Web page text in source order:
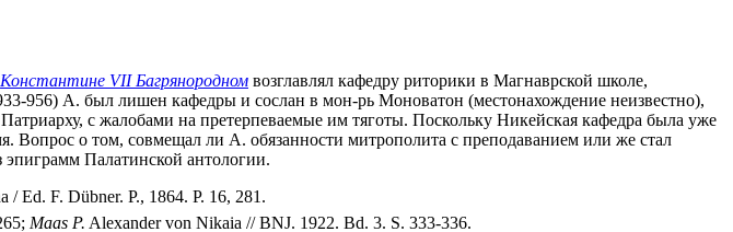
Константине VII Багрянородном возглавлял кафедру риторики в Магнаврской школе,
956) А. был лишен кафедры и сослан в мон-рь Моноватон (местонахождение неизвестно),
с жалобами на претерпеваемые им тяготы. Поскольку Никейская кафедра была уже
Вопрос о том, совмещал ли А. обязанности митрополита с преподаванием или же стал
Палатинской антологии.
/ Ed. F. Dübner. P., 1864. P. 16, 281.
Maas P. Alexander von Nikaia // BNJ. 1922. Bd. 3. S. 333-336.